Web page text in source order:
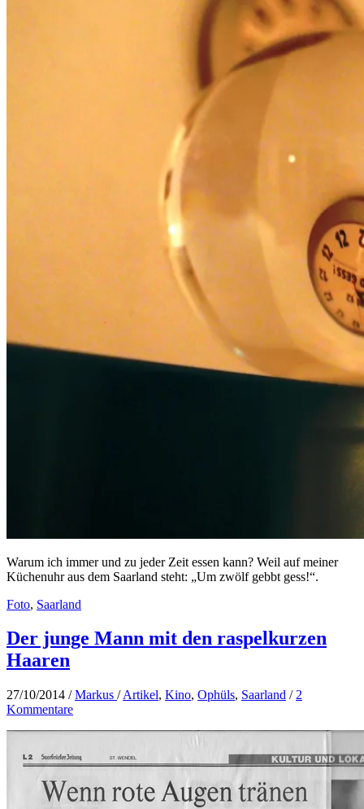
Warum ich immer und zu jeder Zeit essen kann? Weil auf meiner
Küchenuhr aus dem Saarland steht: „Um zwölf gebbt gess!“.
Foto, Saarland
Der junge Mann mit den raspelkurzen
Haaren
27/10/2014 /Markus /Artikel, Kino, Ophüls, Saarland / 2
Kommentare